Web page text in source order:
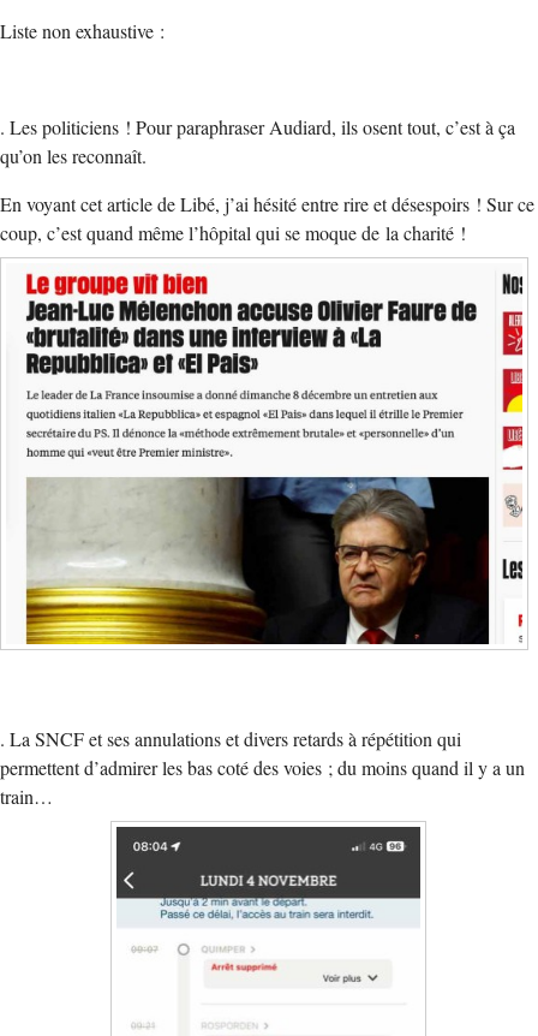
Liste non exhaustive :
. Les politiciens ! Pour paraphraser Audiard, ils osent tout, c’est à ça
qu’on les reconnaît.
En voyant cet article de Libé, j’ai hésité entre rire et désespoirs ! Sur ce
coup, c’est quand même l’hôpital qui se moque de la charité !
. La SNCF et ses annulations et divers retards à répétition qui
permettent d’admirer les bas coté des voies ; du moins quand il y a un
train…